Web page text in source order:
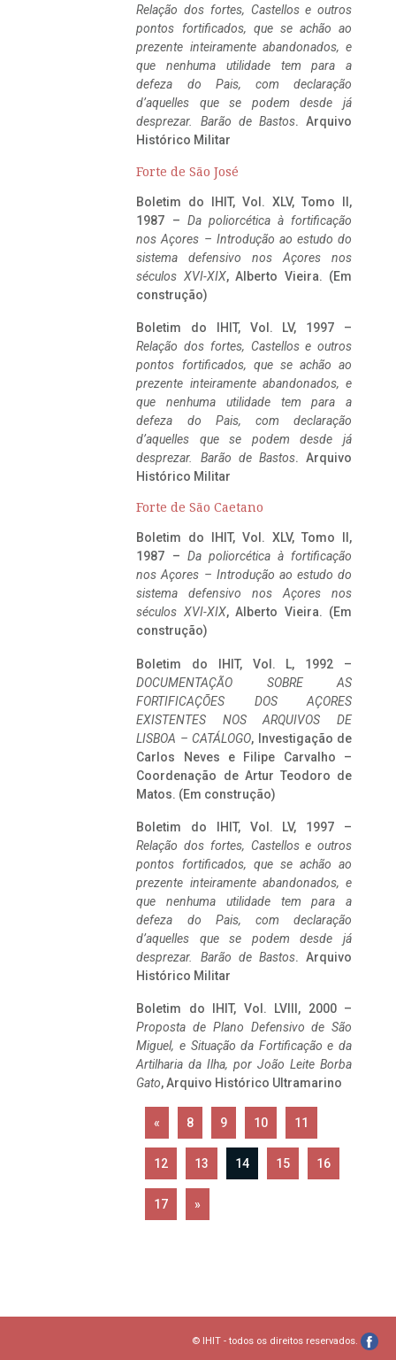
Relação dos fortes, Castellos e outros
pontos fortificados, que se achão ao
prezente inteiramente abandonados, e
que nenhuma utilidade tem para a
defeza do Pais, com declaração
d’aquelles que se podem desde já
desprezar. Barão de Bastos. Arquivo
Histórico Militar
Forte de São José
Boletim do IHIT, Vol. XLV, Tomo II,
1987 – Da poliorcética à fortificação
nos Açores – Introdução ao estudo do
sistema defensivo nos Açores nos
séculos XVI-XIX, Alberto Vieira. (Em
construção)
Boletim do IHIT, Vol. LV, 1997 –
Relação dos fortes, Castellos e outros
pontos fortificados, que se achão ao
prezente inteiramente abandonados, e
que nenhuma utilidade tem para a
defeza do Pais, com declaração
d’aquelles que se podem desde já
desprezar. Barão de Bastos. Arquivo
Histórico Militar
Forte de São Caetano
Boletim do IHIT, Vol. XLV, Tomo II,
1987 – Da poliorcética à fortificação
nos Açores – Introdução ao estudo do
sistema defensivo nos Açores nos
séculos XVI-XIX, Alberto Vieira. (Em
construção)
Boletim do IHIT, Vol. L, 1992 –
DOCUMENTAÇÃO SOBRE AS
FORTIFICAÇÕES DOS AÇORES
EXISTENTES NOS ARQUIVOS DE
LISBOA – CATÁLOGO, Investigação de
Carlos Neves e Filipe Carvalho –
Coordenação de Artur Teodoro de
Matos. (Em construção)
Boletim do IHIT, Vol. LV, 1997 –
Relação dos fortes, Castellos e outros
pontos fortificados, que se achão ao
prezente inteiramente abandonados, e
que nenhuma utilidade tem para a
defeza do Pais, com declaração
d’aquelles que se podem desde já
desprezar. Barão de Bastos. Arquivo
Histórico Militar
Boletim do IHIT, Vol. LVIII, 2000 –
Proposta de Plano Defensivo de São
Miguel, e Situação da Fortificação e da
Artilharia da Ilha, por João Leite Borba
Gato, Arquivo Histórico Ultramarino
« 8 9 10 11
12 13 14 15 16
17 »
© IHIT - todos os direitos reservados.